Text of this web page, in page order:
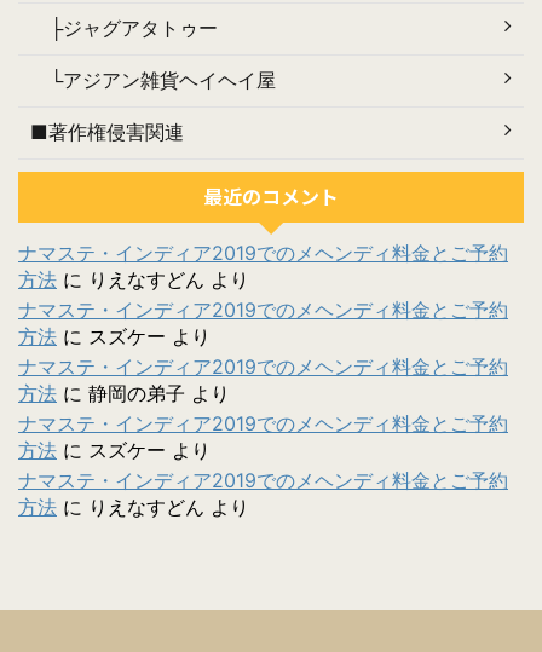
├ジャグアタトゥー
└アジアン雑貨ヘイヘイ屋
■著作権侵害関連
最近のコメント
ナマステ・インディア2019でのメヘンディ料金とご予約
方法 に りえなすどん より
ナマステ・インディア2019でのメヘンディ料金とご予約
方法 に スズケー より
ナマステ・インディア2019でのメヘンディ料金とご予約
方法 に 静岡の弟子 より
ナマステ・インディア2019でのメヘンディ料金とご予約
方法 に スズケー より
ナマステ・インディア2019でのメヘンディ料金とご予約
方法 に りえなすどん より